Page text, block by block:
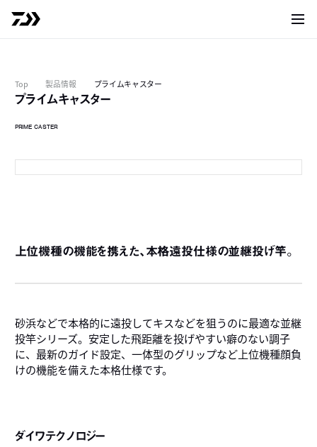
サイ
Top 製品情報 プライムキャスター
プライムキャスター
PRIME CASTER
上位機種の機能を携えた、本格遠投仕様の並継投げ竿。
砂浜などで本格的に遠投してキスなどを狙うのに最適な並継
投竿シリーズ。安定した飛距離を投げやすい癖のない調子
に、最新のガイド設定、一体型のグリップなど上位機種顔負
けの機能を備えた本格仕様です。
ダイワテクノロジー